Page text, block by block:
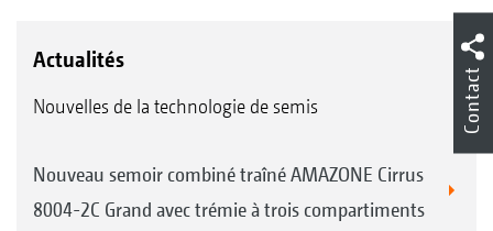
Actualités
Nouvelles de la technologie de semis
Nouveau semoir combiné traîné AMAZONE Cirrus
8004-2C Grand avec trémie à trois compartiments
Contact